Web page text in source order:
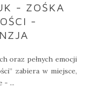
- ZOŚKA
-
oraz pełnych emocji
zabiera w miejsce,
- ...